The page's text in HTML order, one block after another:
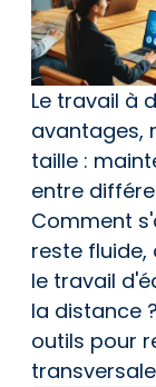
Le travail à
avantages,
taille :
entre
Comment
reste
le travail
la distance
outils pour